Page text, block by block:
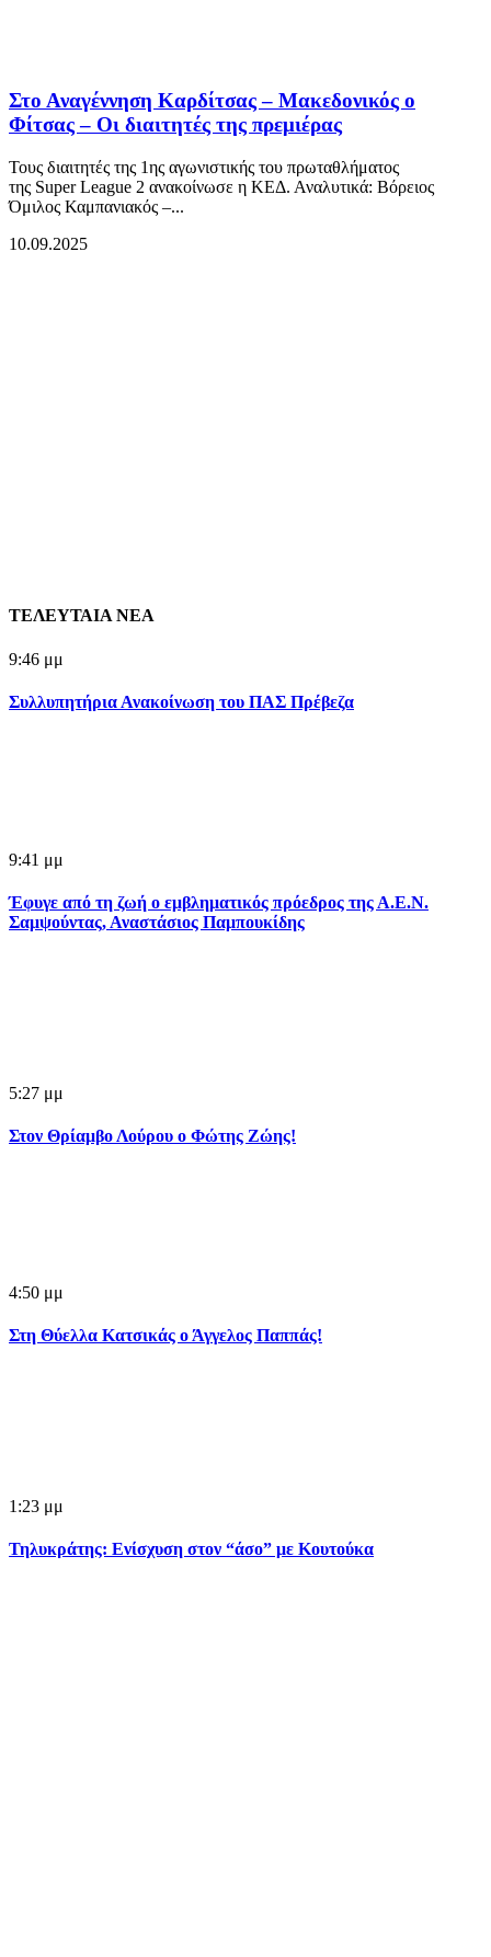
Στο Αναγέννηση Καρδίτσας – Μακεδονικός ο
Φίτσας – Οι διαιτητές της πρεμιέρας
Τους διαιτητές της 1ης αγωνιστικής του πρωταθλήματος
της Super League 2 ανακοίνωσε η ΚΕΔ. Αναλυτικά: Βόρειος
Όμιλος Καμπανιακός –...
10.09.2025
ΤΕΛΕΥΤΑΙΑ ΝΕΑ
9:46 μμ
Συλλυπητήρια Ανακοίνωση του ΠΑΣ Πρέβεζα
9:41 μμ
Έφυγε από τη ζωή ο εμβληματικός πρόεδρος της Α.Ε.Ν.
Σαμψούντας, Αναστάσιος Παμπουκίδης
5:27 μμ
Στον Θρίαμβο Λούρου ο Φώτης Ζώης!
4:50 μμ
Στη Θύελλα Κατσικάς ο Άγγελος Παππάς!
1:23 μμ
Τηλυκράτης: Ενίσχυση στον “άσο” με Κουτούκα